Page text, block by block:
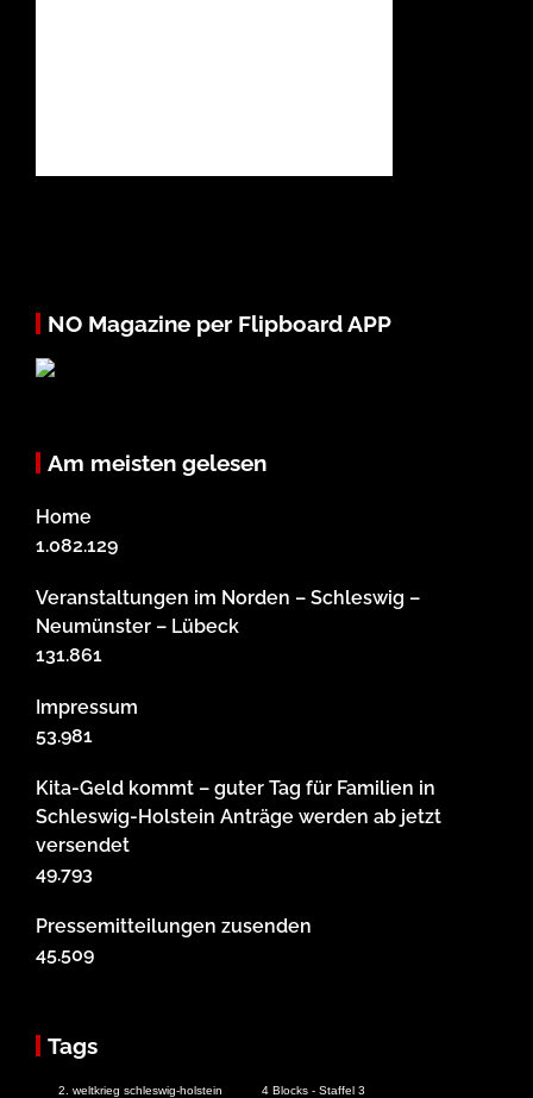
NO Magazine per Flipboard APP
Am meisten gelesen
Home
1.082.129
Veranstaltungen im Norden – Schleswig –
Neumünster – Lübeck
131.861
Impressum
53.981
Kita-Geld kommt – guter Tag für Familien in
Schleswig-Holstein Anträge werden ab jetzt
versendet
49.793
Pressemitteilungen zusenden
45.509
Tags
2. weltkrieg schleswig-holstein 4 Blocks - Staffel 3